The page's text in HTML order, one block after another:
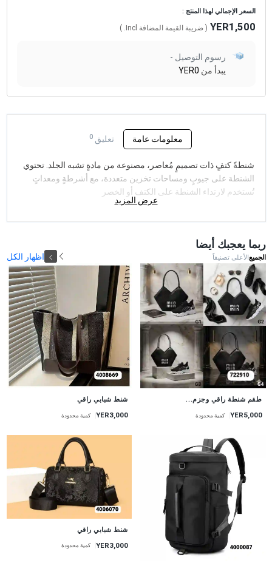
السعر الإجمالي لهذا المنتج :
YER1,500 ( ضريبة القيمة المضافة Incl.
)
رسوم التوصيل -
يبدأ من YER0
معلومات عامة تعليق 0
شنطةً كتفٍ ذات تصميمٍ مُعاصر، مصنوعة من مادةٍ تشبه الجلد. تحتوي
الشنطة على جيوبٍ ومساحات تخزين متعددة، مع أشرطةٍ ومعداتٍ
تُستخدم لارتداء الشنطة على الكتف أو الخصر
عرض المزيد
ربما يعجبك أيضا
الجميعالأعلى تصنيفاً اظهار الكل
طقم شنطة راقي وجزم...
YER5,000 كمية محدودة
شنط شبابي راقي
YER3,000 كمية محدودة
شنط شبابي راقي
YER3,000 كمية محدودة